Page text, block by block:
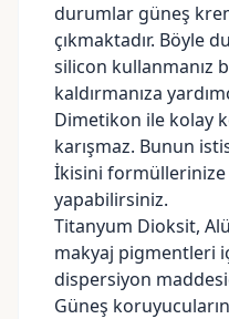
durumlar güneş
çıkmaktadır. Böyle
silicon kullanmanız
kaldırmanıza
Dimetikon ile kolay
karışmaz. Bunun
İkisini formüllerinize
yapabilirsiniz.
Titanyum Dioksit,
makyaj pigmentleri
dispersiyon
Güneş